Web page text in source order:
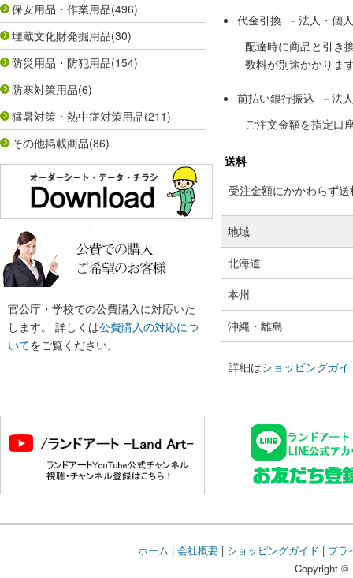
保安用品・作業用品(496)
埋蔵文化財発掘用品(30)
防災用品・防犯用品(154)
防寒対策用品(6)
猛暑対策・熱中症対策用品(211)
その他掲載商品(86)
官公庁・学校での公費購入に対応いた
します。 詳しくは公費購入の対応につ
いてをご覧ください。
代金引換 －法人・個
配達時に商品と引き
数料が別途かかりま
前払い銀行振込 －法
ご注文金額を指定口
送料
受注金額にかかわらず
地域
北海道
本州
沖縄・離島
詳細はショッピングガイ
ホーム | 会社概要| ショッピングガイド | プラ
Copyright ©